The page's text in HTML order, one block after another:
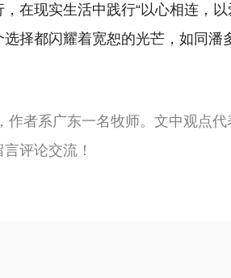
在现实生活中践行“以心相连，
择都闪耀着宽恕的光芒，如同潘
作者系广东一名牧师。文中观点
评论交流！